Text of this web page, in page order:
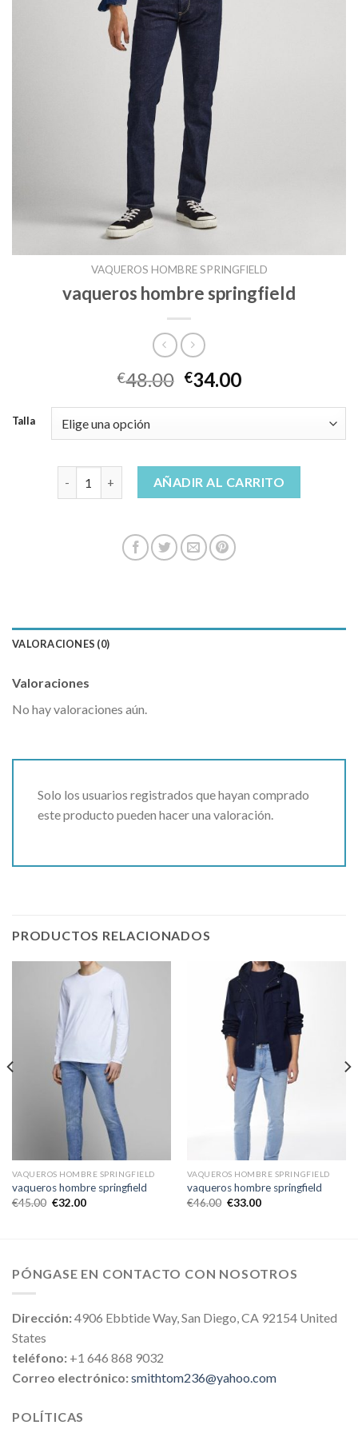
VAQUEROS HOMBRE SPRINGFIELD
vaqueros hombre springfield
€48.00 €34.00
Talla
vaqueros hombre springfield cantidad
AÑADIR AL CARRITO
VALORACIONES (0)
Valoraciones
No hay valoraciones aún.
Solo los usuarios registrados que hayan comprado
este producto pueden hacer una valoración.
PRODUCTOS RELACIONADOS
VAQUEROS HOMBRE SPRINGFIELD
vaqueros hombre springfield
€45.00 €32.00
VAQUEROS HOMBRE SPRINGFIELD
vaqueros hombre springfield
€46.00 €33.00
PÓNGASE EN CONTACTO CON NOSOTROS
Dirección:4906 Ebbtide Way, San Diego, CA 92154 United
States
teléfono: +1 646 868 9032
Correo electrónico:smithtom236@yahoo.com
POLÍTICAS